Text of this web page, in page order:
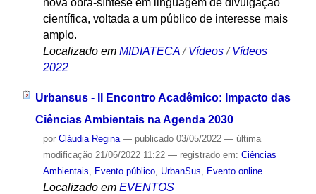
nova obra-síntese em linguagem de divulgação
científica, voltada a um público de interesse mais
amplo.
Localizado em MIDIATECA /Vídeos /Vídeos
2022
Urbansus - II Encontro Acadêmico: Impacto das
Ciências Ambientais na Agenda 2030
por Cláudia Regina — publicado03/05/2022 — última
modificação21/06/2022 11:22 — registrado em: Ciências
Ambientais
Evento público, UrbanSus Evento online
Localizado em EVENTOS